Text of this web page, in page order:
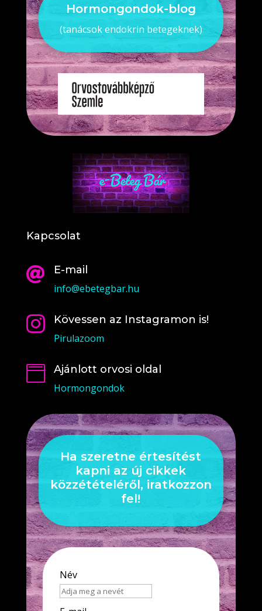
Hormongondok-blog
(tanácsok endokrin betegeknek)
Kapcsolat

E-mail
info@ebetegbar.hu

Kövessen az Instagramon is!
Pirulazoom

Ajánlott orvosi oldal
Hormongondok
Ha szeretne értesítést
kapni az új cikkek
közzétételéről, iratkozzon
fel!
Név